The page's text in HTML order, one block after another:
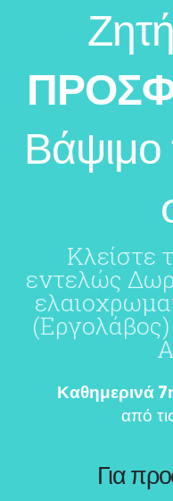
Βάψιμο
Κλείστε
εντελώς
Καθημερινά
από
Για